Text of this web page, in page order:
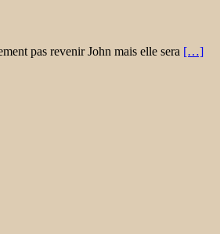
pas revenir John mais elle sera […]